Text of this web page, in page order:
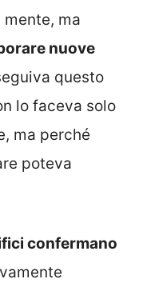
ma
nuove
questo
lo faceva solo
ma perché
poteva
confermano